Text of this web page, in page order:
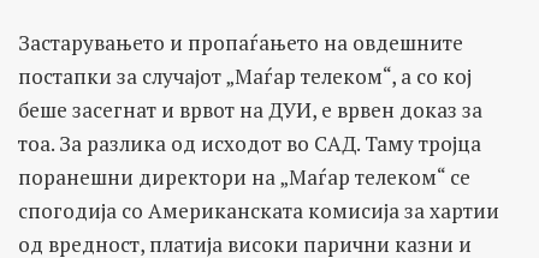
Застарувањето и пропаѓањето на овдешните
постапки за случајот „Маѓар телеком“, а со кој
беше засегнат и врвот на ДУИ, е врвен доказ за
тоа. За разлика од исходот во САД. Таму тројца
поранешни директори на „Маѓар телеком“ се
спогодија со Американската комисија за хартии
од вредност, платија високи парични казни и